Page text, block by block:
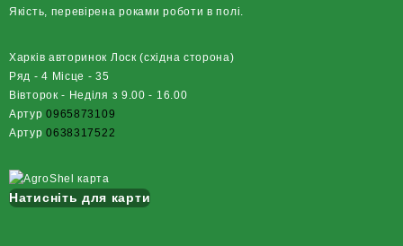
Якість, перевірена роками роботи в полі.
Харків авторинок Лоск (східна сторона)
Ряд - 4 Місце - 35
Вівторок - Неділя з 9.00 - 16.00
Артур0965873109
Артур0638317522
Натисніть для карти